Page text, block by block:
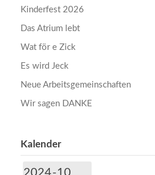
Kinderfest 2026
Das Atrium lebt
Wat för e Zick
Es wird Jeck
Neue Arbeitsgemeinschaften
Wir sagen DANKE
Kalender